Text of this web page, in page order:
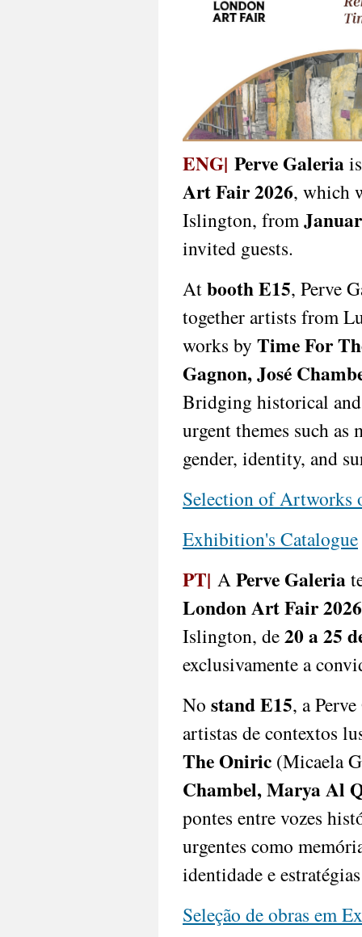
ENG| Perve Galeria
Art Fair 2026, which
Islington, from
invited guests.
Atbooth E15, Perve
together artists from
works by Time For
Gagnon, José
Bridging historical
urgent themes such
gender, identity, and
Selection of Artworks
Exhibition's Catalogue
PT| APerve Galeria
London Art Fair 2026
Islington, de20 a 25
exclusivamente a
No stand E15, a
artistas de contextos
The Oniric (Micaela
Chambel, Marya Al
pontes entre vozes
urgentes como
identidade e
Seleção de obras em